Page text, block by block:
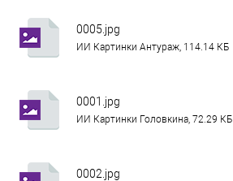
0005.jpg
ИИ Картинки Антураж, 114.14 КБ
0001.jpg
ИИ Картинки Головкина, 72.29 КБ
0002.jpg